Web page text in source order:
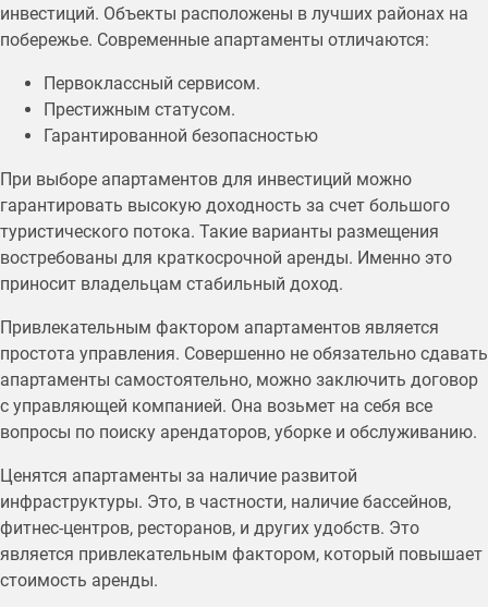
инвестиций. Объекты расположены в лучших районах на
побережье. Современные апартаменты отличаются:
Первоклассный сервисом.
Престижным статусом.
Гарантированной безопасностью
При выборе апартаментов для инвестиций можно
гарантировать высокую доходность за счет большого
туристического потока. Такие варианты размещения
востребованы для краткосрочной аренды. Именно это
приносит владельцам стабильный доход.
Привлекательным фактором апартаментов является
простота управления. Совершенно не обязательно сдавать
апартаменты самостоятельно, можно заключить договор
с управляющей компанией. Она возьмет на себя все
вопросы по поиску арендаторов, уборке и обслуживанию.
Ценятся апартаменты за наличие развитой
инфраструктуры. Это, в частности, наличие бассейнов,
фитнес-центров, ресторанов, и других удобств. Это
является привлекательным фактором, который повышает
стоимость аренды.